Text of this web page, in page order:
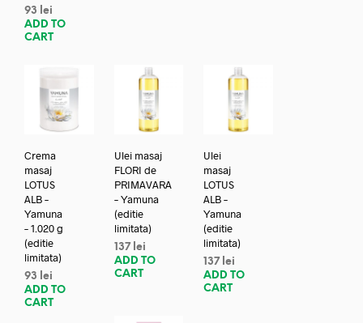
93
lei
ADD TO
CART
Crema
masaj
LOTUS
ALB –
Yamuna
– 1.020 g
(editie
limitata)
93
lei
ADD TO
CART
Ulei masaj
FLORI de
PRIMAVARA
– Yamuna
(editie
limitata)
137 lei
ADD TO
CART
Ulei
masaj
LOTUS
ALB –
Yamuna
(editie
limitata)
137 lei
ADD TO
CART